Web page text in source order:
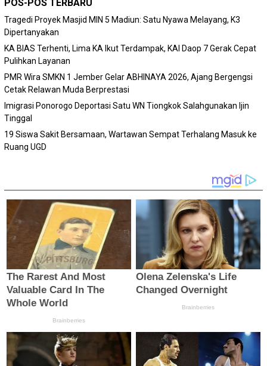
POS-POS TERBARU
Tragedi Proyek Masjid MIN 5 Madiun: Satu Nyawa Melayang, K3
Dipertanyakan
KA BIAS Terhenti, Lima KA Ikut Terdampak, KAI Daop 7 Gerak Cepat
Pulihkan Layanan
PMR Wira SMKN 1 Jember Gelar ABHINAYA 2026, Ajang Bergengsi
Cetak Relawan Muda Berprestasi
Imigrasi Ponorogo Deportasi Satu WN Tiongkok Salahgunakan Ijin
Tinggal
19 Siswa Sakit Bersamaan, Wartawan Sempat Terhalang Masuk ke
Ruang UGD